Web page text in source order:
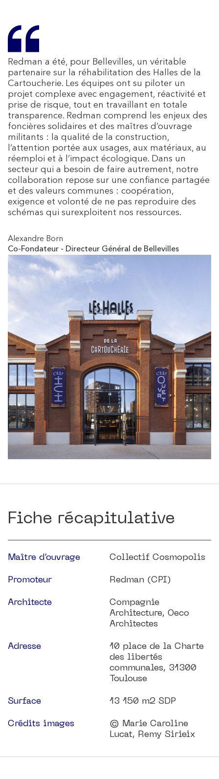
Redman a été, pour Bellevilles, un véritable
partenaire sur la réhabilitation des Halles de la
Cartoucherie. Les équipes ont su piloter un
projet complexe avec engagement, réactivité et
prise de risque, tout en travaillant en totale
transparence. Redman comprend les enjeux des
foncières solidaires et des maîtres d’ouvrage
militants : la qualité de la construction,
l’attention portée aux usages, aux matériaux, au
réemploi et à l’impact écologique. Dans un
secteur qui a besoin de faire autrement, notre
collaboration repose sur une confiance partagée
et des valeurs communes : coopération,
exigence et volonté de ne pas reproduire des
schémas qui surexploitent nos ressources.
Alexandre Born
Co-Fondateur - Directeur Général de Bellevilles
Fiche récapitulative
Maître d’ouvrage Collectif Cosmopolis
Promoteur Redman (CPI)
Architecte
Compagnie
Architecture, Oeco
Architectes
Adresse
10 place de la Charte
des libertés
communales, 31300
Toulouse
Surface 13 150 m2 SDP
Crédits images
© Marie Caroline
Lucat, Remy Sirieix